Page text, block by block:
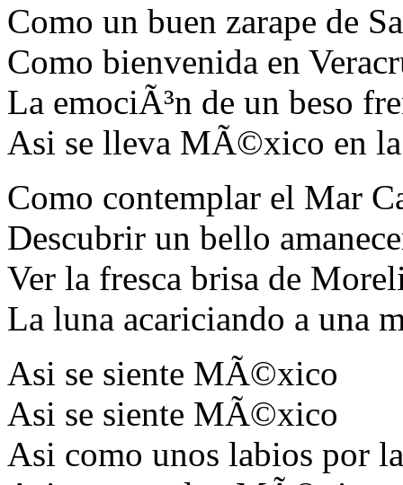
Como un buen zarape de
Como bienvenida en
La emociÃ³n de un beso
Asi se lleva MÃ©xico en
Como contemplar el Mar
Descubrir un bello
Ver la fresca brisa de
La luna acariciando a una
Asi se siente MÃ©xico
Asi se siente MÃ©xico
Asi como unos labios por